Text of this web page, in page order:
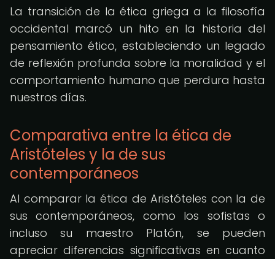
La transición de la ética griega a la filosofía
occidental marcó un hito en la historia del
pensamiento ético, estableciendo un legado
de reflexión profunda sobre la moralidad y el
comportamiento humano que perdura hasta
nuestros días.
Comparativa entre la ética de
Aristóteles y la de sus
contemporáneos
Al comparar la ética de Aristóteles con la de
sus contemporáneos, como los sofistas o
incluso su maestro Platón, se pueden
apreciar diferencias significativas en cuanto